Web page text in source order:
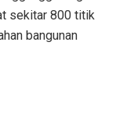
sekitar 800 titik
bangunan